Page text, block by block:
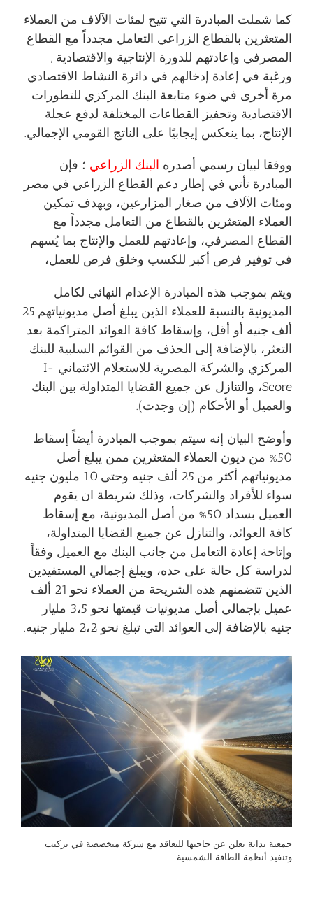
كما شملت المبادرة التي تتيح لمئات الآلاف من العملاء
المتعثرين بالقطاع الزراعي التعامل مجدداً مع القطاع
المصرفي وإعادتهم للدورة الإنتاجية والاقتصادية ,
ورغبة في إعادة إدخالهم في دائرة النشاط الاقتصادي
مرة أخرى في ضوء متابعة البنك المركزي للتطورات
الاقتصادية وتحفيز القطاعات المختلفة لدفع عجلة
الإنتاج، بما ينعكس إيجابيًا على الناتج القومي الإجمالي.
ووفقا لبيان رسمي أصدره البنك الزراعي ؛ فإن
المبادرة تأتي في إطار دعم القطاع الزراعي في مصر
ومئات الآلاف من صغار المزارعين، وبهدف تمكين
العملاء المتعثرين بالقطاع من التعامل مجدداً مع
القطاع المصرفي، وإعادتهم للعمل والإنتاج بما يُسهم
في توفير فرص أكبر للكسب وخلق فرص للعمل،
ويتم بموجب هذه المبادرة الإعدام النهائي لكامل
المديونية بالنسبة للعملاء الذين يبلغ أصل مديونياتهم 25
ألف جنيه أو أقل، وإسقاط كافة العوائد المتراكمة بعد
التعثر، بالإضافة إلى الحذف من القوائم السلبية للبنك
المركزي والشركة المصرية للاستعلام الائتماني I-
Score، والتنازل عن جميع القضايا المتداولة بين البنك
والعميل أو الأحكام (إن وجدت).
وأوضح البيان إنه سيتم بموجب المبادرة أيضاً إسقاط
50% من ديون العملاء المتعثرين ممن يبلغ أصل
مديونياتهم أكثر من 25 ألف جنيه وحتى 10 مليون جنيه
سواء للأفراد والشركات، وذلك شريطة ان يقوم
العميل بسداد 50% من أصل المديونية، مع إسقاط
كافة العوائد، والتنازل عن جميع القضايا المتداولة،
وإتاحة إعادة التعامل من جانب البنك مع العميل وفقاً
لدراسة كل حالة على حده، ويبلغ إجمالي المستفيدين
الذين تتضمنهم هذه الشريحة من العملاء نحو 21 ألف
عميل بإجمالي أصل مديونيات قيمتها نحو 3،5 مليار
جنيه بالإضافة إلى العوائد التي تبلغ نحو 2،2 مليار جنيه.
جمعية بداية تعلن عن حاجتها للتعاقد مع شركة متخصصة في تركيب
وتنفيذ أنظمة الطاقة الشمسية